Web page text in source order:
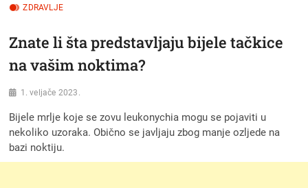
ZDRAVLJE
Znate li šta predstavljaju bijele tačkice
na vašim noktima?
1. veljače 2023.
Bijele mrlje koje se zovu leukonychia mogu se pojaviti u
nekoliko uzoraka. Obično se javljaju zbog manje ozljede na
bazi noktiju.